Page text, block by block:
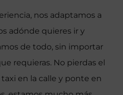
nos adaptamos a
adónde quieres ir y
de todo, sin importar
requieras. No pierdas el
en la calle y ponte en